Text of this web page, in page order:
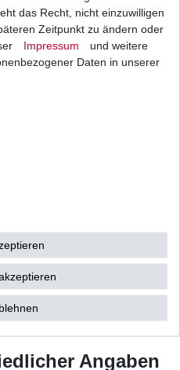
wieder eine anderer Serie
sind vom Umtausch und
beachten Sie bitte auch die
Daten:
83,5mm,
29mm,
Stator ---------
6mm,
Stecker und
Flachsteckern.
Angaben
das Recht, nicht einzuwilligen
Zeitpunkt zu ändern oder
Impressum
und weitere
Daten in unserer